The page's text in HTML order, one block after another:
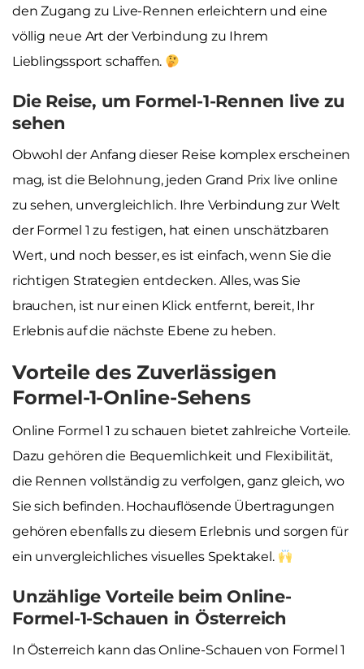
den Zugang zu Live-Rennen erleichtern und eine
völlig neue Art der Verbindung zu Ihrem
Lieblingssport schaffen.
Die Reise, um Formel-1-Rennen live zu
sehen
Obwohl der Anfang dieser Reise komplex erscheinen
mag, ist die Belohnung, jeden Grand Prix live online
zu sehen, unvergleichlich. Ihre Verbindung zur Welt
der Formel 1 zu festigen, hat einen unschätzbaren
Wert, und noch besser, es ist einfach, wenn Sie die
richtigen Strategien entdecken. Alles, was Sie
brauchen, ist nur einen Klick entfernt, bereit, Ihr
Erlebnis auf die nächste Ebene zu heben.
Vorteile des Zuverlässigen
Formel-1-Online-Sehens
Online Formel 1 zu schauen bietet zahlreiche Vorteile.
Dazu gehören die Bequemlichkeit und Flexibilität,
die Rennen vollständig zu verfolgen, ganz gleich, wo
Sie sich befinden. Hochauflösende Übertragungen
gehören ebenfalls zu diesem Erlebnis und sorgen für
ein unvergleichliches visuelles Spektakel.
Unzählige Vorteile beim Online-
Formel-1-Schauen in Österreich
In Österreich kann das Online-Schauen von Formel 1